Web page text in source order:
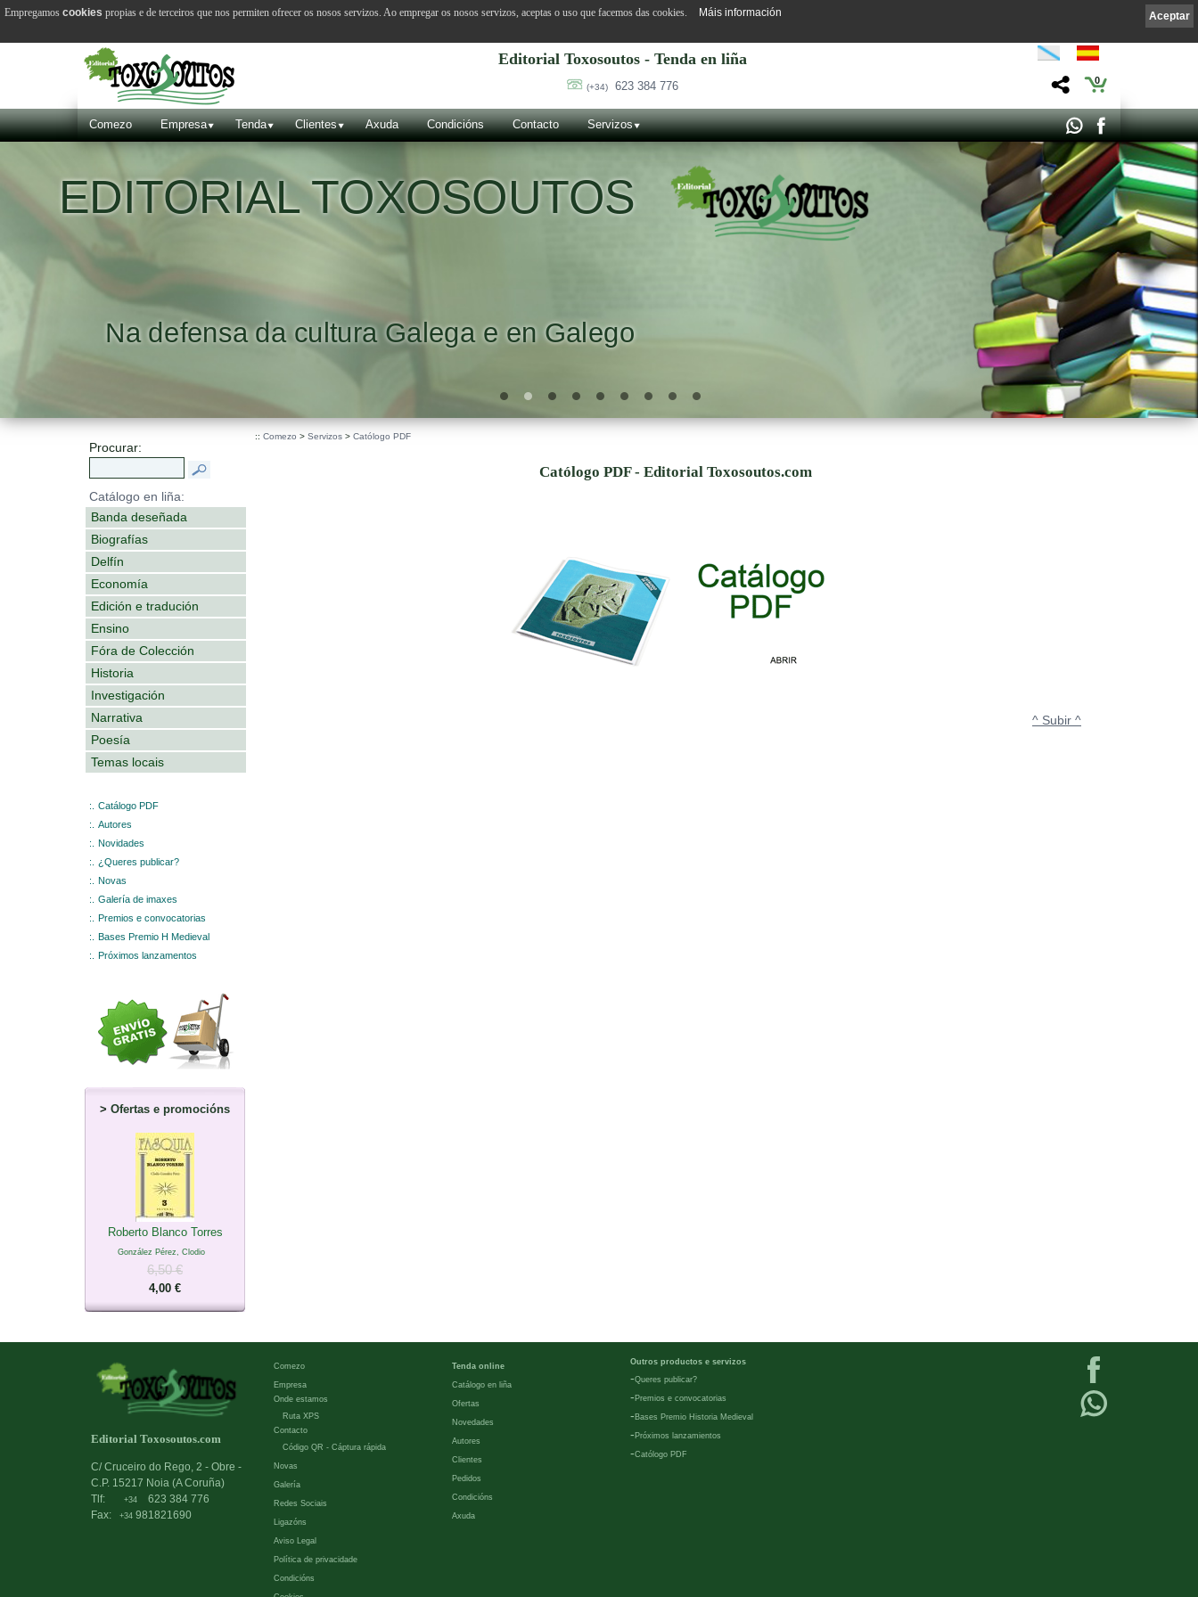
Editorial Toxosoutos - Tenda en liña
(+34) 623 384 776 0
Comezo Empresa Tenda Clientes Axuda Condicións Contacto Servizos
EDITORIAL TOXOSOUTOS
Na defensa da cultura Galega e en Galego
Procurar:
Catálogo en liña:
Banda deseñada
Biografías
Delfín
Economía
Edición e tradución
Ensino
Fóra de Colección
Historia
Investigación
Narrativa
Poesía
Temas locais
:.
Catálogo PDF
:.
Autores
:.
Novidades
:.
¿Queres publicar?
:.
Novas
:.
Galería de imaxes
:.
Premios e convocatorias
:.
Bases Premio H Medieval
:.
Próximos lanzamentos
> Ofertas e promocións
Roberto Blanco Torres
González Pérez, Clodio
6,50 €
4,00 €
:: Comezo > Servizos > Católogo PDF
Católogo PDF - Editorial Toxosoutos.com
^ Subir ^
Editorial Toxosoutos.com
C/ Cruceiro do Rego, 2 - Obre -
C.P. 15217 Noia (A Coruña)
Tlf:
+34
623 384 776
Fax:
+34 981821690
Comezo
Empresa
Onde estamos
Ruta XPS
Contacto
Código QR - Cáptura rápida
Novas
Galería
Redes Sociais
Ligazóns
Aviso Legal
Política de privacidade
Condicións
Tenda online
Catálogo en liña
Ofertas
Novedades
Autores
Clientes
Pedidos
Condicións
Axuda
Outros productos e servizos
-Queres publicar?
- Premios e convocatorias
- Bases Premio Historia Medieval
- Próximos lanzamientos
-Católogo PDF
Aceptar
Empregamos cookies propias e de terceiros que nos permiten ofrecer os nosos servizos. Ao empregar os nosos servizos, aceptas o uso que facemos das cookies. Máis información